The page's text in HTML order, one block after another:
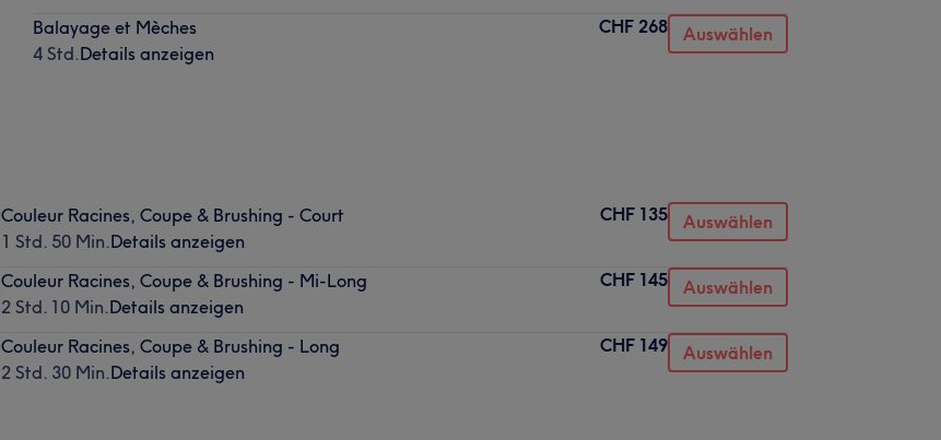
Balayage et Mèches
4 Std.Details anzeigen
CHF 268 Auswählen
Couleur Racines, Coupe & Brushing - Court
1 Std. 50 Min.Details anzeigen
CHF 135 Auswählen
Couleur Racines, Coupe & Brushing - Mi-Long
2 Std. 10 Min.Details anzeigen
CHF 145 Auswählen
Couleur Racines, Coupe & Brushing - Long
2 Std. 30 Min.Details anzeigen
CHF 149 Auswählen